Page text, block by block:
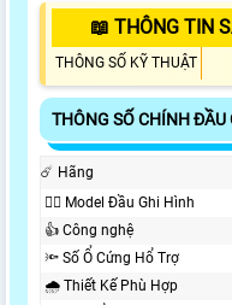
📖 THÔNG TIN
THÔNG SỐ KỸ THUẬT
THÔNG SỐ CHÍNH
☄️ Hãng
❤️‍💋‍ Model Đầu Ghi Hình
👍 Công nghệ
🔦 Số Ổ Cứng Hổ Trợ
🌧️ Thiết Kế Phù Hợp